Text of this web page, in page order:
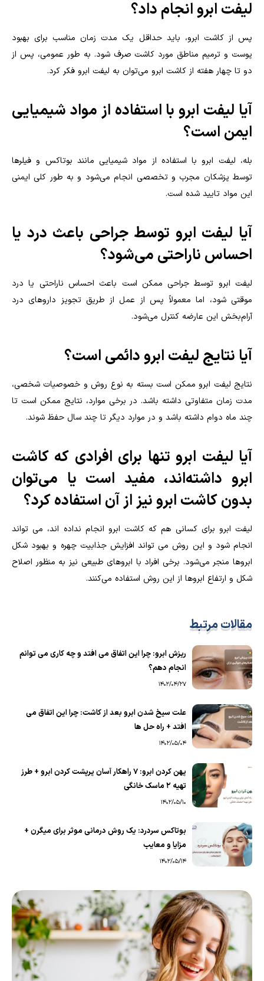
لیفت ابرو انجام داد؟
پس از کاشت ابرو، باید حداقل یک مدت زمان مناسب برای بهبود
پوست و ترمیم مناطق مورد کاشت صرف شود. به طور عمومی، پس از
دو تا چهار هفته از کاشت ابرو می‌توان به لیفت ابرو فکر کرد.
آیا لیفت ابرو با استفاده از مواد شیمیایی
ایمن است؟
بله، لیفت ابرو با استفاده از مواد شیمیایی مانند بوتاکس و فیلرها
توسط پزشکان مجرب و تخصصی انجام می‌شود و به طور کلی ایمنی
این مواد تایید شده است.
آیا لیفت ابرو توسط جراحی باعث درد یا
احساس ناراحتی می‌شود؟
لیفت ابرو توسط جراحی ممکن است باعث احساس ناراحتی یا درد
موقتی شود، اما معمولاً پس از عمل از طریق تجویز داروهای درد
آرام‌بخش این عارضه کنترل می‌شود.
آیا نتایج لیفت ابرو دائمی است؟
نتایج لیفت ابرو ممکن است بسته به نوع روش و خصوصیات شخصی،
مدت زمان متفاوتی داشته باشد. در برخی موارد، نتایج ممکن است تا
چند ماه دوام داشته باشد و در موارد دیگر تا چند سال حفظ شوند.
آیا لیفت ابرو تنها برای افرادی که کاشت
ابرو داشته‌اند، مفید است یا می‌توان
بدون کاشت ابرو نیز از آن استفاده کرد؟
لیفت ابرو برای کسانی هم که کاشت ابرو انجام نداده اند، می تواند
انجام شود و این روش می تواند افزایش جذابیت چهره و بهبود شکل
ابروها منجر می‌شود. برخی افراد با ابروهای طبیعی نیز به منظور اصلاح
شکل و ارتفاع ابروها از این روش استفاده می‌کنند.
مقالات مرتبط
ریزش ابرو: چرا این اتفاق می افتد و چه کاری می توانم
انجام دهم؟
1402/04/27
علت سیخ شدن ابرو بعد از کاشت: چرا این اتفاق می
افتد + راه حل ها
1402/05/04
پهن کردن ابرو: 7 راهکار آسان پرپشت کردن ابرو + طرز
تهیه 2 ماسک خانگی
1402/05/10
بوتاکس سردرد: یک روش درمانی موثر برای میگرن +
مزایا و معایب
1402/05/14